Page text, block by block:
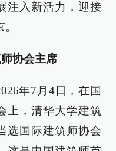
注入新活力，迎接
协会主席
年7月4日，在国
上，清华大学建筑
选国际建筑师协会